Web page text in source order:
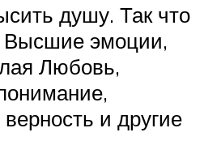
душу. Так что
Высшие эмоции,
Любовь,
и другие